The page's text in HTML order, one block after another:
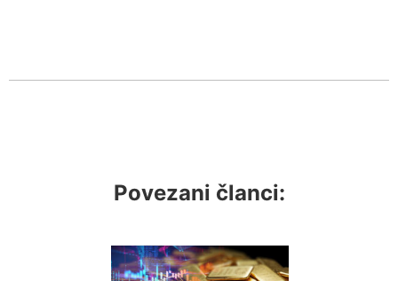
Povezani članci: